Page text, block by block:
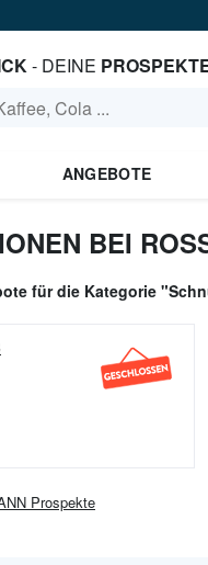
- DEINE
ANGEBOTE
BEI
für die Kategorie
Prospekte